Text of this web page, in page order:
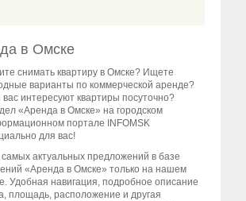
в Омске
снимать квартиру в Омске? Ищете
варианты по коммерческой аренде?
вас интересуют квартиры посуточно?
«Аренда в Омске» на городском
портале INFOMSK
для вас!
актуальных предложений в базе
«Аренда в Омске» только на нашем
Удобная навигация, подробное описание
площадь, расположение и другая